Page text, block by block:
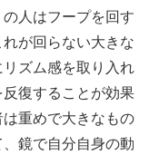
人はフープを回す
が回らない大きな
ズム感を取り入れ
復することが効果
重めで大きなもの
鏡で自分自身の動